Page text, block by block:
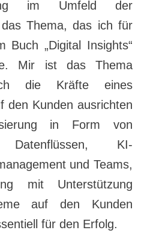
im Umfeld der
Thema, das ich für
Buch „Digital Insights“
Mir ist das Thema
die Kräfte eines
den Kunden ausrichten
in Form von
Datenflüssen, KI-
und Teams,
mit Unterstützung
auf den Kunden
für den Erfolg.